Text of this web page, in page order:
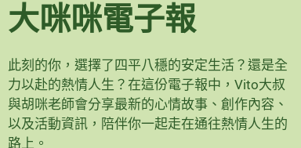
大咪咪電子報
此刻的你，選擇了四平八穩的安定生活？還是全
力以赴的熱情人生？在這份電子報中，Vito大叔
與胡咪老師會分享最新的心情故事、創作內容、
以及活動資訊，陪伴你一起走在通往熱情人生的
路上。